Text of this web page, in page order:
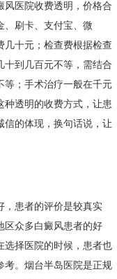
风医院收费透明，价格合
、刷卡、支付宝、微
几十元；检查费根据检查
十到几百元不等，需结合
等；手术治疗一般在千元
种透明的收费方式，让患
信的体现，换句话说，让
，患者的评价是较真实
区众多白癜风患者的好
选择医院的时候，患者也
考。烟台半岛医院是正规